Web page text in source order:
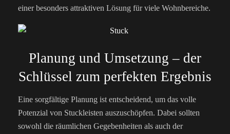
einer besonders attraktiven Lösung für viele Wohnbereiche.
Planung und Umsetzung – der
Schlüssel zum perfekten Ergebnis
Eine sorgfältige Planung ist entscheidend, um das volle
Potenzial von Stuckleisten auszuschöpfen. Dabei sollten
sowohl die räumlichen Gegebenheiten als auch der